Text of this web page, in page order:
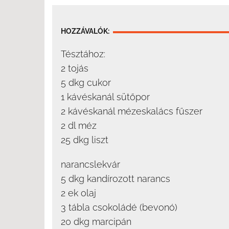
HOZZÁVALÓK:
Tésztához:
2 tojás
5 dkg cukor
1 kávéskanál sütőpor
2 kávéskanál mézeskalács fűszer
2 dl méz
25 dkg liszt
narancslekvár
5 dkg kandírozott narancs
2 ek olaj
3 tábla csokoládé (bevonó)
20 dkg marcipán